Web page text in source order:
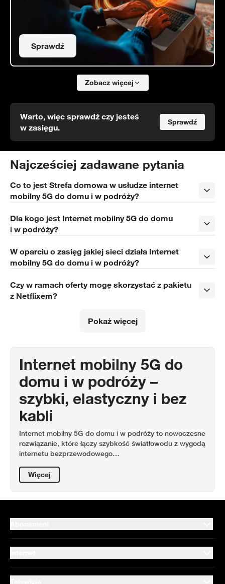
Sprawdź
Zobacz więcej
Warto, więc sprawdź czy jesteś
w zasięgu.
Sprawdź
Najcześciej zadawane pytania
Co to jest Strefa domowa w usłudze internet
mobilny 5G do domu i w podróży?
Dla kogo jest Internet mobilny 5G do domu
i w podróży?
W oparciu o zasięg jakiej sieci działa Internet
mobilny 5G do domu i w podróży?
Czy w ramach oferty mogę skorzystać z pakietu
z Netflixem?
Pokaż więcej
Internet mobilny 5G do
domu i w podróży –
szybki, elastyczny i bez
kabli
Internet mobilny 5G do domu i w podróży to nowoczesne
rozwiązanie, które łączy szybkość światłowodu z wygodą
internetu bezprzewodowego…
Więcej